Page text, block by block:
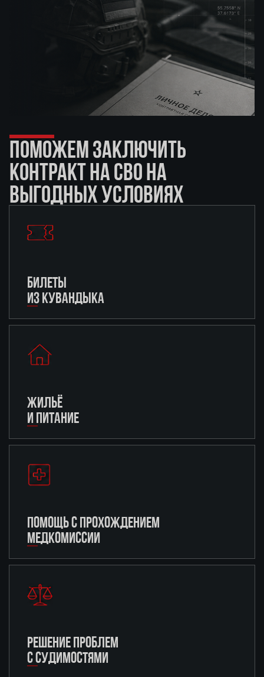
ПОМОЖЕМ ЗАКЛЮЧИТЬ
КОНТРАКТ НА СВО НА
ВЫГОДНЫХ УСЛОВИЯХ
БИЛЕТЫ
ИЗ КУВАНДЫКА
ЖИЛЬЁ
И ПИТАНИЕ
ПОМОЩЬ С ПРОХОЖДЕНИЕМ
МЕДКОМИССИИ
РЕШЕНИЕ ПРОБЛЕМ
С СУДИМОСТЯМИ